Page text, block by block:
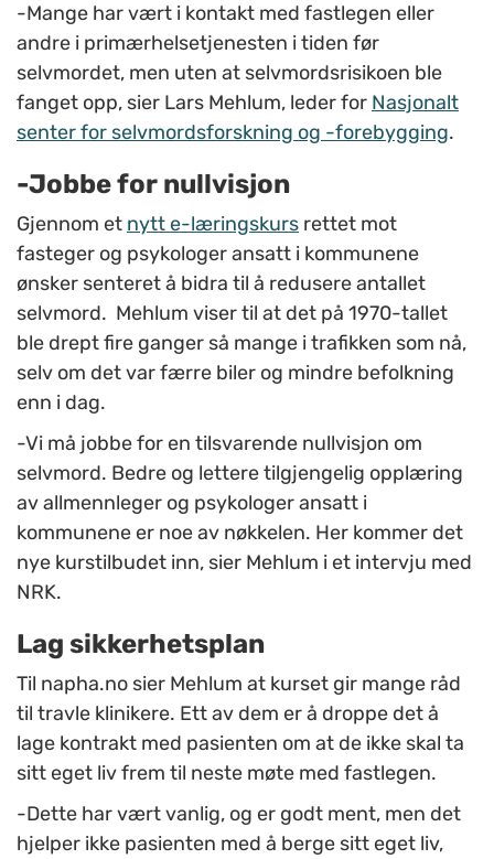
-Mange har vært i kontakt med fastlegen eller
andre i primærhelsetjenesten i tiden før
selvmordet, men uten at selvmordsrisikoen ble
fanget opp, sier Lars Mehlum, leder for Nasjonalt
senter for selvmordsforskning og -forebygging.
-Jobbe for nullvisjon
Gjennom et nytt e-læringskurs rettet mot
fasteger og psykologer ansatt i kommunene
ønsker senteret å bidra til å redusere antallet
selvmord. Mehlum viser til at det på 1970-tallet
ble drept fire ganger så mange i trafikken som nå,
selv om det var færre biler og mindre befolkning
enn i dag.
-Vi må jobbe for en tilsvarende nullvisjon om
selvmord. Bedre og lettere tilgjengelig opplæring
av allmennleger og psykologer ansatt i
kommunene er noe av nøkkelen. Her kommer det
nye kurstilbudet inn, sier Mehlum i et intervju med
NRK.
Lag sikkerhetsplan
Til napha.no sier Mehlum at kurset gir mange råd
til travle klinikere. Ett av dem er å droppe det å
lage kontrakt med pasienten om at de ikke skal ta
sitt eget liv frem til neste møte med fastlegen.
-Dette har vært vanlig, og er godt ment, men det
hjelper ikke pasienten med å berge sitt eget liv,